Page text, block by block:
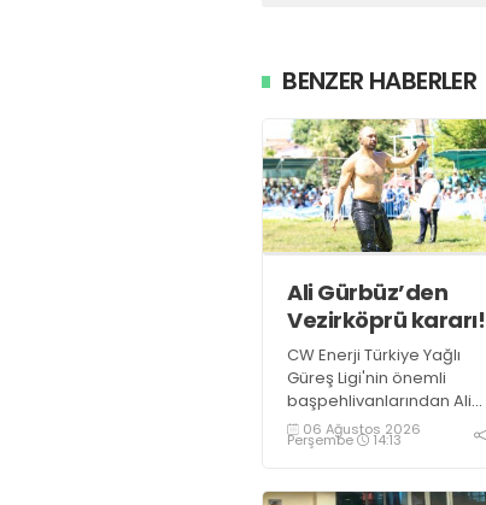
BENZER HABERLER
Ali Gürbüz’den
Vezirköprü kararı!
CW Enerji Türkiye Yağlı
Güreş Ligi'nin önemli
başpehlivanlarından Ali
Gürbüz, Samsun
Vezirköprü'de
Güreşleri'nde er
06 Ağustos 2026
Perşembe 14:13